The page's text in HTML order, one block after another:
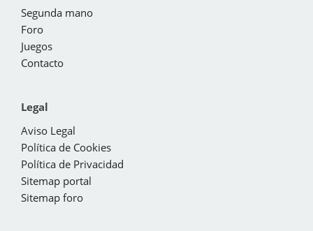
Segunda mano
Foro
Juegos
Contacto
Legal
Aviso Legal
Política de Cookies
Política de Privacidad
Sitemap portal
Sitemap foro